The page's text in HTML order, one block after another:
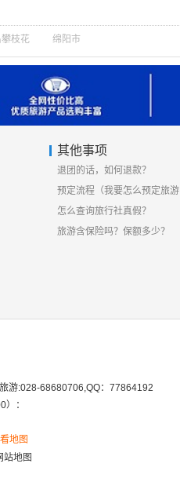
攀枝花 绵阳市
其他事项
退团的话，如何退款？
预定流程（我要怎么预定旅游
线路）
怎么查询旅行社真假？
旅游含保险吗？保额多少？
游:028-68680706,QQ：77864192
：
地图
站地图